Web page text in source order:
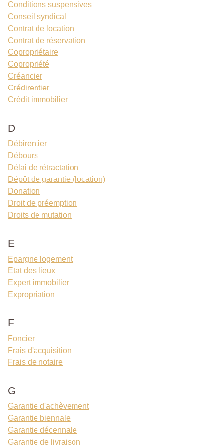
Conditions suspensives
Conseil syndical
Contrat de location
Contrat de réservation
Copropriétaire
Copropriété
Créancier
Crédirentier
Crédit immobilier
D
Débirentier
Débours
Délai de rétractation
Dépôt de garantie (location)
Donation
Droit de préemption
Droits de mutation
E
Epargne logement
Etat des lieux
Expert immobilier
Expropriation
F
Foncier
Frais d'acquisition
Frais de notaire
G
Garantie d'achèvement
Garantie biennale
Garantie décennale
Garantie de livraison